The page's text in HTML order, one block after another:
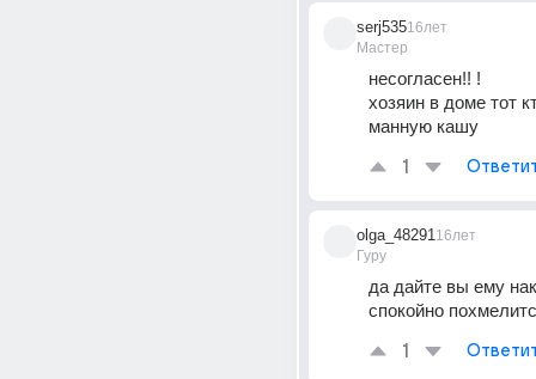
serj535
Мастер
16лет
несогласен!! !
хозяин в доме тот
манную кашу
1
olga_48291
Гуру
16лет
да дайте вы ему
спокойно
1